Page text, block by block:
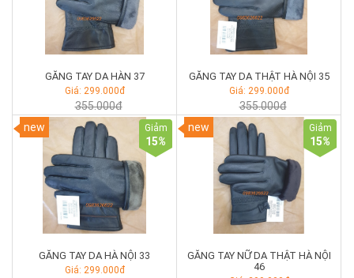
GĂNG TAY DA HÀN 37
Giá: 299.000đ
355.000đ
GĂNG TAY DA THẬT HÀ NỘI 35
Giá: 299.000đ
355.000đ
new
Giảm
15%
GĂNG TAY DA HÀ NỘI 33
Giá: 299.000đ
new Giảm
15%
GĂNG TAY NỮ DA THẬT HÀ NỘI
46